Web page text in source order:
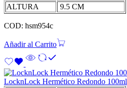
ALTURA
9.5 CM
COD: hsm954c
Añadir al Carrito
LocknLock Hermético Redondo 100ml